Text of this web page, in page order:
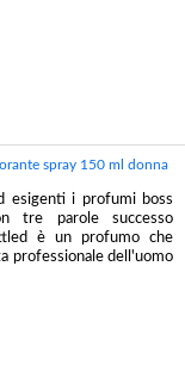
spray 150 ml donna
esigenti i profumi boss
tre parole successo
è un profumo che
professionale dell'uomo